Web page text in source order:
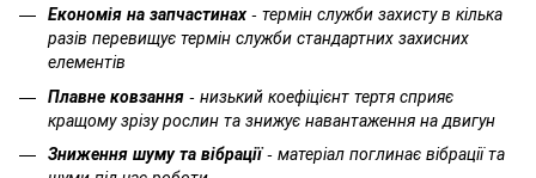
Економія на запчастинах - термін служби захисту в кілька
разів перевищує термін служби стандартних захисних
елементів
Плавне ковзання - низький коефіцієнт тертя сприяє
кращому зрізу рослин та знижує навантаження на двигун
Зниження шуму та вібрації- матеріал поглинає вібрації та